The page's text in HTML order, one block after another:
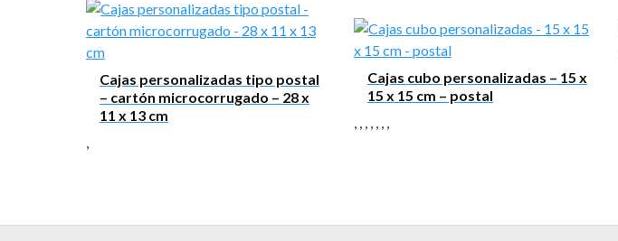
Cajas personalizadas tipo postal
– cartón microcorrugado – 28 x
11 x 13 cm
,
Cajas cubo personalizadas – 15 x
15 x 15 cm – postal
, , , , , , ,
Mensaje